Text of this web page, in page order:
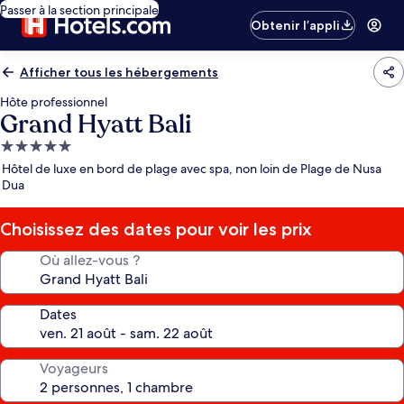
Passer à la section principale
Obtenir l’appli
Afficher tous les hébergements
Hôte professionnel
Grand Hyatt Bali
Hébergement
5.0 étoiles
Hôtel de luxe en bord de plage avec spa, non loin de Plage de Nusa
Dua
Choisissez des dates pour voir les prix
Où allez-vous ?
Dates
Voyageurs